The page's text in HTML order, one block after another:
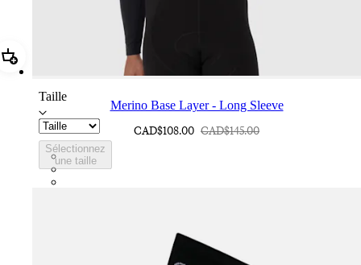
Ajouter Merino Base Layer - Long Sleeve
Taille
Sélectionnez
une taille
Merino Base Layer - Long Sleeve
CAD$108.00 CAD$145.00
BMK01XXBBK
BMK01XXDNY